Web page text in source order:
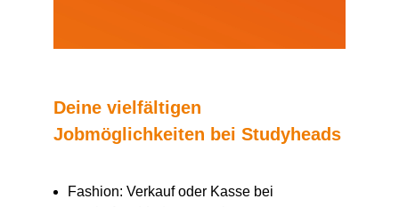
Deine vielfältigen
Jobmöglichkeiten bei Studyheads
Fashion: Verkauf oder Kasse bei